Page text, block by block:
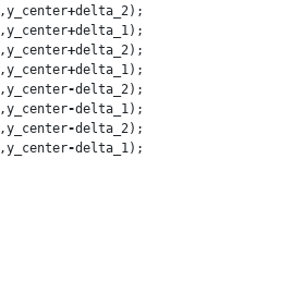
,y_center+delta_2);
,y_center+delta_1);
,y_center+delta_2);
,y_center+delta_1);
,y_center-delta_2);
,y_center-delta_1);
,y_center-delta_2);
,y_center-delta_1);